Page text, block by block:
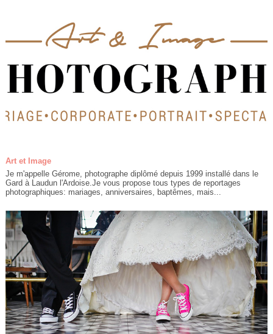
Art et Image
Je m'appelle Gérome, photographe diplômé depuis 1999 installé dans le
Gard à Laudun l'Ardoise.Je vous propose tous types de reportages
photographiques: mariages, anniversaires, baptêmes, mais...